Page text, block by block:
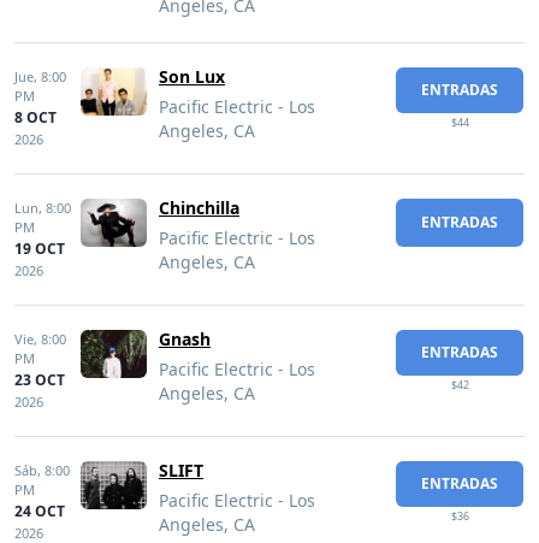
Angeles, CA
Jue, 8:00
PM
8 OCT
2026
Son Lux
Pacific Electric - Los
Angeles, CA
ENTRADAS
$44
Lun, 8:00
PM
19 OCT
2026
Chinchilla
Pacific Electric - Los
Angeles, CA
ENTRADAS
Vie, 8:00
PM
23 OCT
2026
Gnash
Pacific Electric - Los
Angeles, CA
ENTRADAS
$42
Sáb, 8:00
PM
24 OCT
2026
SLIFT
Pacific Electric - Los
Angeles, CA
ENTRADAS
$36